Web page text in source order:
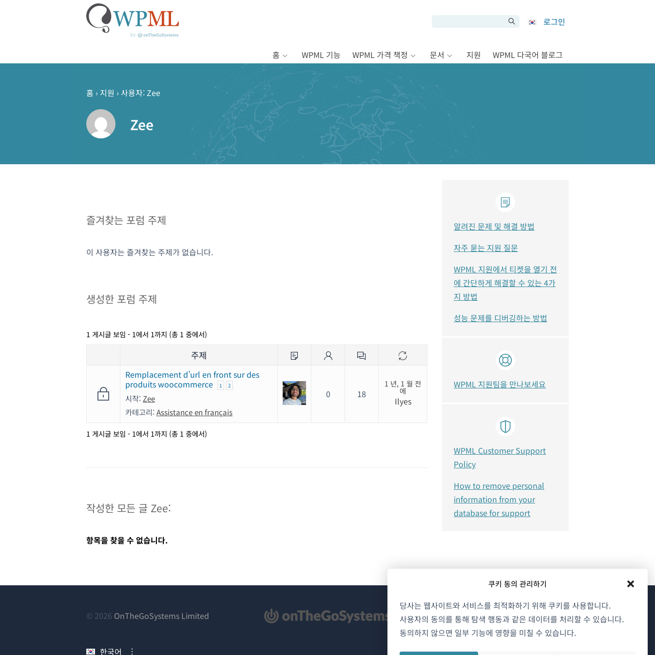
쿠키 동의 관리하기
당사는 웹사이트와 서비스를 최적화하기 위해 쿠키를 사용합니다.
사용자의 동의를 통해 탐색 행동과 같은 데이터를 처리할 수 있습니다.
동의하지 않으면 일부 기능에 영향을 미칠 수 있습니다.
로그인
홈 WPML 기능 WPML 가격 책정 문서 지원 WPML 다국어 블로그
홈 › 지원 › 사용자: Zee
Zee
즐겨찾는 포럼 주제
이 사용자는 즐겨찾는 주제가 없습니다.
생성한 포럼 주제
1 게시글 보임 - 1에서 1까지 (총 1 중에서)
주제
Remplacement d’url en front sur des
produits woocommerce
1 2
시작: Zee
카테고리: Assistance en français
0 18
1 년, 1 월 전
에
Ilyes
1 게시글 보임 - 1에서 1까지 (총 1 중에서)
작성한 모든 글 Zee:
항목을 찾을 수 없습니다.
알려진 문제 및 해결 방법
자주 묻는 지원 질문
WPML 지원에서 티켓을 열기 전
에 간단하게 해결할 수 있는 4가
지 방법
성능 문제를 디버깅하는 방법
WPML 지원팀을 만나보세요
WPML Customer Support
Policy
How to remove personal
information from your
database for support
© 2026 OnTheGoSystems Limited
한국어
WPML 소개
GDPR 및 개인정보 처리방침